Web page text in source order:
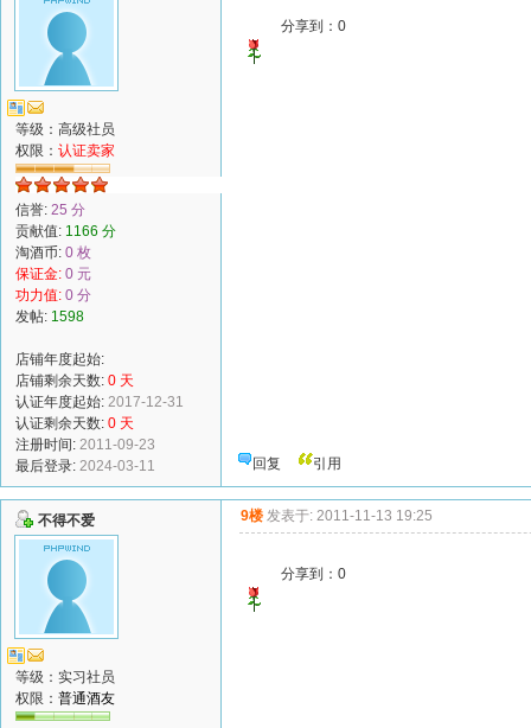
等级：高级社员
权限： 认证卖家
信誉: 25 分
贡献值: 1166 分
淘酒币: 0 枚
保证金: 0 元
功力值: 0 分
发帖: 1598
店铺年度起始:
店铺剩余天数: 0 天
认证年度起始: 2017-12-31
认证剩余天数: 0 天
注册时间: 2011-09-23
最后登录: 2024-03-11
分享到： 0
回复 引用
不得不爱
等级：实习社员
权限： 普通酒友
9楼 发表于: 2011-11-13 19:25
分享到： 0